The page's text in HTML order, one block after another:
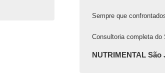
Sempre que
Consultoria completa
NUTRIMENTAL